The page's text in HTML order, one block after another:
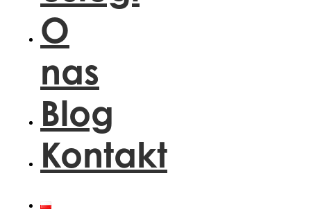
O
nas
Blog
Kontakt